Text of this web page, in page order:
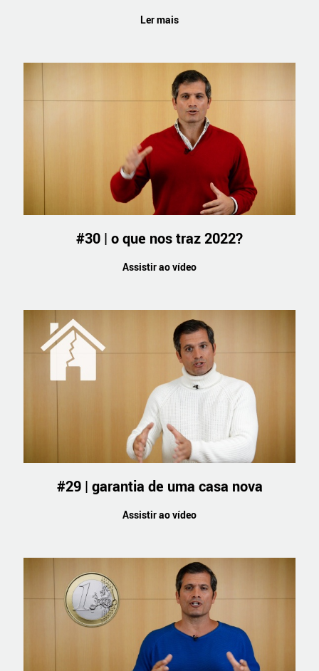
Ler mais
#30 | o que nos traz 2022?
Assistir ao vídeo
#29 | garantia de uma casa nova
Assistir ao vídeo